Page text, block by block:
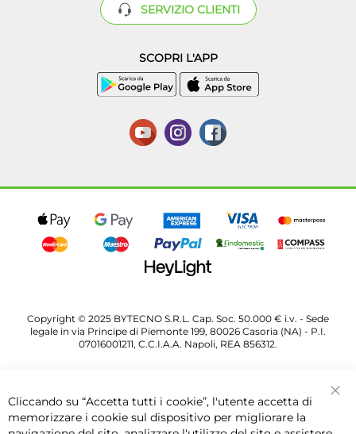
SERVIZIO CLIENTI
SCOPRI L'APP
Copyright © 2025 BYTECNO S.R.L. Cap. Soc. 50.000 € i.v. - Sede
legale in via Principe di Piemonte 199, 80026 Casoria (NA) - P.I.
07016001211, C.C.I.A.A. Napoli, REA 856312.
Cliccando su “Accetta tutti i cookie”, l'utente accetta di
memorizzare i cookie sul dispositivo per migliorare la